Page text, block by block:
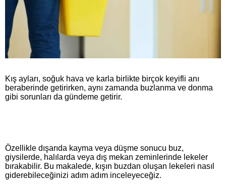
Kış ayları, soğuk hava ve karla birlikte birçok keyifli anı
beraberinde getirirken, aynı zamanda buzlanma ve donma
gibi sorunları da gündeme getirir.
Özellikle dışarıda kayma veya düşme sonucu buz,
giysilerde, halılarda veya dış mekan zeminlerinde lekeler
bırakabilir. Bu makalede, kışın buzdan oluşan lekeleri nasıl
giderebileceğinizi adım adım inceleyeceğiz.